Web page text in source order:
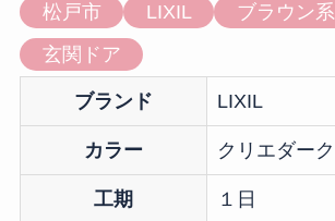
松戸市 LIXIL
ブラウン系
玄関ドア
ブランド LIXIL
カラー クリエダーク
工期 １日